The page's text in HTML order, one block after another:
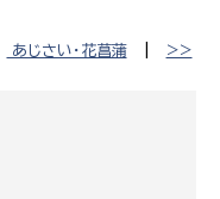
あじさい・花菖蒲| >>